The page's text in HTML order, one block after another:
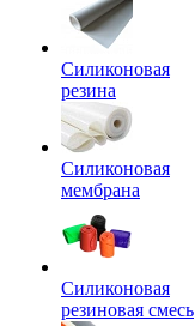
Силиконовая
резина
Силиконовая
мембрана
Силиконовая
резиновая смесь